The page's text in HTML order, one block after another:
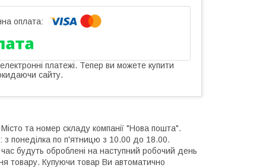
платежі. Тепер ви можете купити
сайту.
та номер складу компанії "Нова пошта".
з понеділка по п'ятницю з 10.00 до 18.00.
будуть оброблені на наступний робочий день
товару. Купуючи товар Ви автоматично